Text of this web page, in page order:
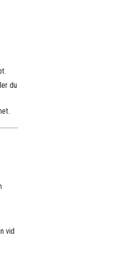
du
vid